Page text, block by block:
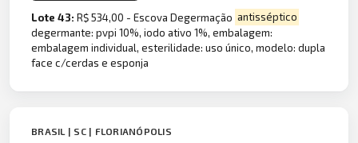
Lote 43:R$ 534,00 - Escova Degermação antisséptico
degermante: pvpi 10%, iodo ativo 1%, embalagem:
embalagem individual, esterilidade: uso único, modelo: dupla
face c/cerdas e esponja
BRASIL | SC | FLORIANÓPOLIS